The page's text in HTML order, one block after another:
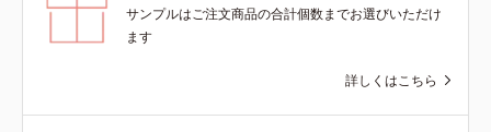
サンプルはご注文商品の合計個数までお選びいただけ
ます
詳しくはこちら